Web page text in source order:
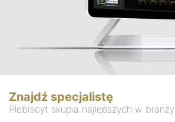
Znajdź specjalistę
Plebiscyt skupia najlepszych w branży